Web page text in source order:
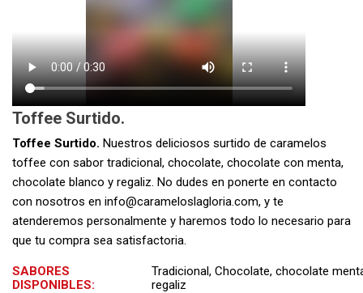
Toffee Surtido.
Toffee Surtido. Nuestros deliciosos surtido de caramelos
toffee con sabor tradicional, chocolate, chocolate con menta,
chocolate blanco y regaliz. No dudes en ponerte en contacto
con nosotros en info@carameloslagloria.com, y te
atenderemos personalmente y haremos todo lo necesario para
que tu compra sea satisfactoria.
SABORES
DISPONIBLES:
Tradicional, Chocolate, chocolate
regaliz